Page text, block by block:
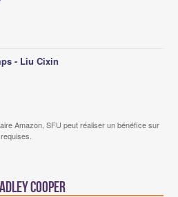
- Liu Cixin
Amazon, SFU peut réaliser un bénéfice sur
Cooper